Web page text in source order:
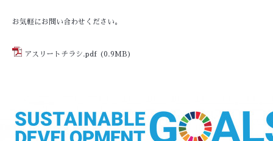
お気軽にお問い合わせください。
アスリートチラシ.pdf (0.9MB)